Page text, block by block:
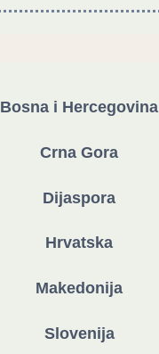
Bosna i Hercegovina
Crna Gora
Dijaspora
Hrvatska
Makedonija
Slovenija